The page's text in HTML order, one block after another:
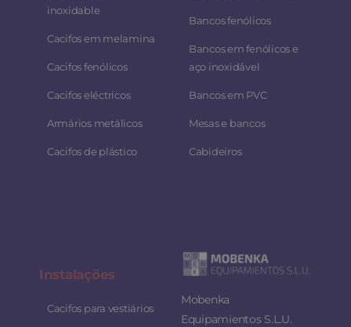
inoxidable
Cacifos em melamina
Cacifos fenólicos
Cacifos eléctricos
Armários metálicos
Cacifos de plástico
Bancos fenólicos
Bancos em fenólicos e
aço inoxidável
Bancos em PVC
Mesas e bancos
Cabideiros
Instalações
Cacifos para vestiários
Mobenka
Equipamientos S.L.U.